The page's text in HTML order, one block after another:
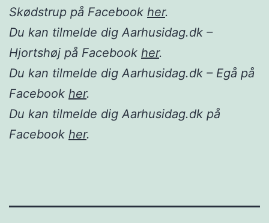
Skødstrup på Facebook her.
Du kan tilmelde dig Aarhusidag.dk –
Hjortshøj på Facebook her.
Du kan tilmelde dig Aarhusidag.dk – Egå på
Facebook her.
Du kan tilmelde dig Aarhusidag.dk på
Facebook her.